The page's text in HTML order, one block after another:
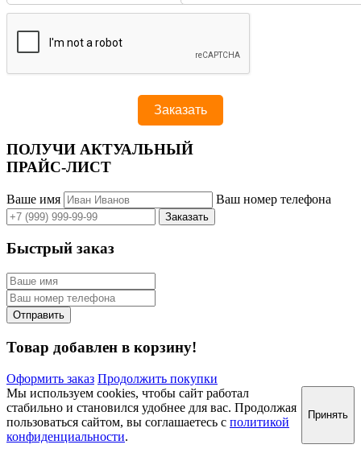
ПОЛУЧИ АКТУАЛЬНЫЙ
ПРАЙС-ЛИСТ
Ваше имя Ваш номер телефона
Быстрый заказ
Товар добавлен в корзину!
Оформить заказ Продолжить покупки
Мы используем cookies, чтобы сайт работал
стабильно и становился удобнее для вас. Продолжая
пользоваться сайтом, вы соглашаетесь с политикой
конфиденциальности.
Принять